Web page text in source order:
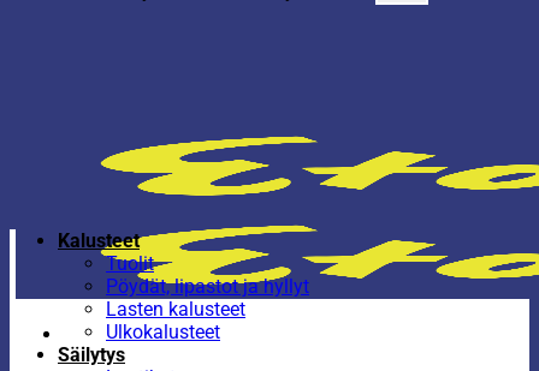
Kalusteet
Tuolit
Pöydät, lipastot ja hyllyt
Lasten kalusteet
Ulkokalusteet
Säilytys